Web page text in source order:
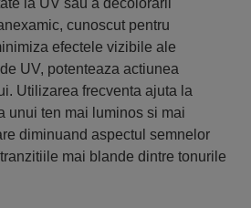
la UV sau a decolorarii
cunoscut pentru
efectele vizibile ale
UV, potenteaza actiunea
Utilizarea frecventa ajuta la
unui ten mai luminos si mai
diminuand aspectul semnelor
mai blande dintre tonurile